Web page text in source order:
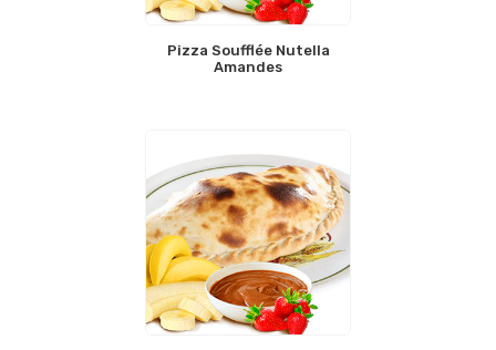
Pizza Soufflée Nutella
Amandes